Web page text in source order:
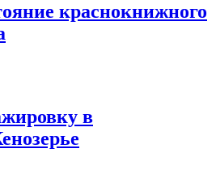
краснокнижного
в